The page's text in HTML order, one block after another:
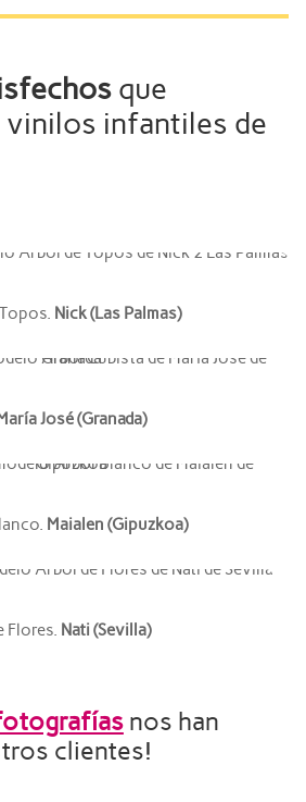
que
infantiles de
Nick (Las Palmas)
José (Granada)
Maialen (Gipuzkoa)
Flores. Nati (Sevilla)
nos han
clientes!